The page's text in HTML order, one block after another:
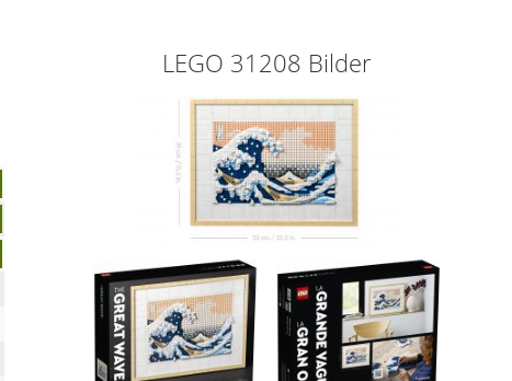
LEGO 31208 Bilder